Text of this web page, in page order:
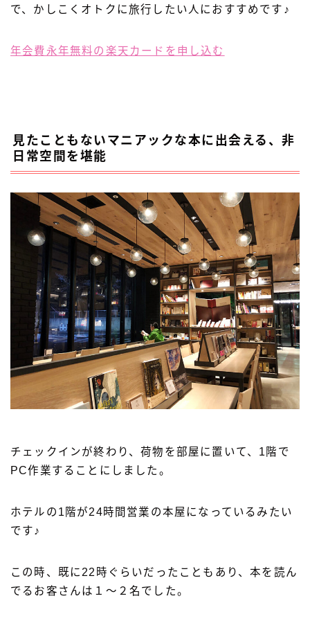
で、かしこくオトクに旅行したい人におすすめです♪
年会費永年無料の楽天カードを申し込む
見たこともないマニアックな本に出会える、非
日常空間を堪能
チェックインが終わり、荷物を部屋に置いて、1階で
PC作業することにしました。
ホテルの1階が24時間営業の本屋になっているみたい
です♪
この時、既に22時ぐらいだったこともあり、本を読ん
でるお客さんは１〜２名でした。